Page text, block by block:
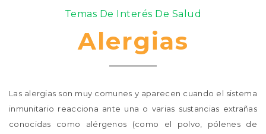
Temas De Interés De Salud
Alergias
Las alergias son muy comunes y aparecen cuando el sistema
inmunitario reacciona ante una o varias sustancias extrañas
conocidas como alérgenos (como el polvo, pólenes de